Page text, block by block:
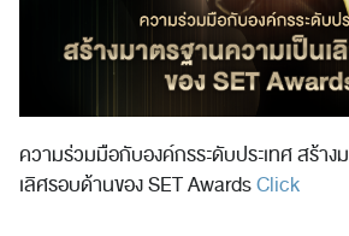
ความร่วมมือกับองค์กรระดับประเทศ สร้าง
เลิศรอบด้านของ SET AwardsClick